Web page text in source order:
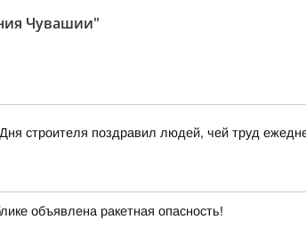
Чувашии"
строителя поздравил людей, чей труд
объявлена ракетная опасность!